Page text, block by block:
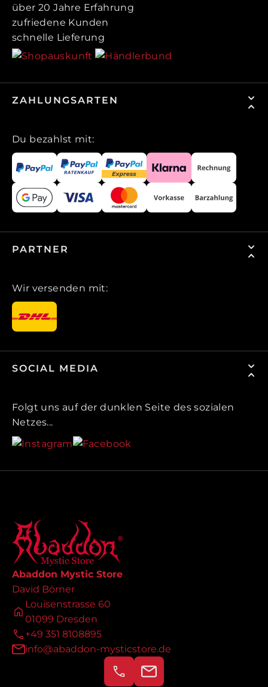
über 20 Jahre Erfahrung
zufriedene Kunden
schnelle Lieferung
ZAHLUNGSARTEN
Du bezahlst mit:
PARTNER
Wir versenden mit:
SOCIAL MEDIA
Folgt uns auf der dunklen Seite des sozialen
Netzes...
Abaddon Mystic Store
David Börner
Louisenstrasse 60
01099 Dresden
+49 351 8108895
info@abaddon-mysticstore.de